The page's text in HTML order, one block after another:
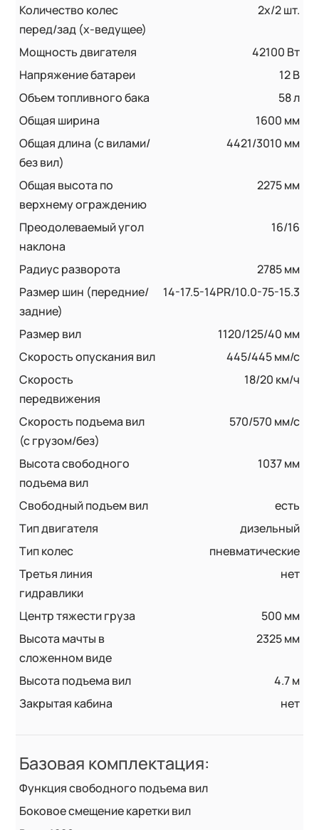
Количество колес
перед/зад (x-ведущее)
2x/2 шт.
Мощность двигателя
42100 Вт
Напряжение батареи
12 B
Объем топливного бака
58 л
Общая ширина
1600 мм
Общая длина (с вилами/
без вил)
4421/3010 мм
Общая высота по
верхнему ограждению
2275 мм
Преодолеваемый угол
наклона
16/16
Радиус разворота
2785 мм
Размер шин (передние/
задние)
14-17.5-14PR/10.0-75-15.3
Размер вил
1120/125/40 мм
Скорость опускания вил
445/445 мм/с
Скорость
передвижения
18/20 км/ч
Скорость подъема вил
(с грузом/без)
570/570 мм/с
Высота свободного
подъема вил
1037 мм
Свободный подъем вил
есть
Тип двигателя
дизельный
Тип колес
пневматические
Третья линия
гидравлики
нет
Центр тяжести груза
500 мм
Высота мачты в
сложенном виде
2325 мм
Высота подъема вил
4.7 м
Закрытая кабина
нет
Базовая комплектация:
Функция свободного подъема вил
Боковое смещение каретки вил